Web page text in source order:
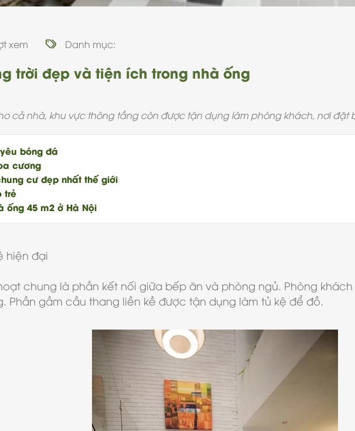
xem Danh mục:
trời đẹp và tiện ích trong nhà ống
cả nhà, khu vực thông tầng còn được tận dụng làm phòng khách, nơi
bóng đá
cương
cư đẹp nhất thế giới
trẻ
ống 45 m2 ở Hà Nội
hiện đại
chung là phần kết nối giữa bếp ăn và phòng ngủ. Phòng
Phần gầm cầu thang liền kề được tận dụng làm tủ kệ để đồ.